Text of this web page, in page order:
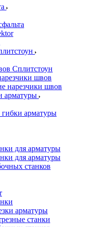
Сплитстоун
швов
нарезчики швов
арматуры
гибки арматуры
для арматуры
для арматуры
станков
арматуры
станки